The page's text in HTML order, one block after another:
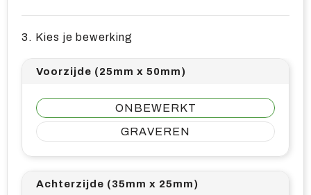
3. Kies je bewerking
Voorzijde (25mm x 50mm)
ONBEWERKT
GRAVEREN
Achterzijde (35mm x 25mm)